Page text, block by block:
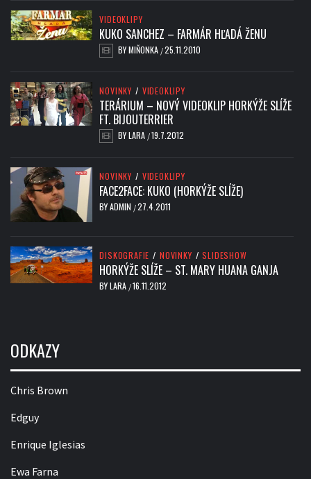
VIDEOKLIPY
KUKO SANCHEZ – FARMÁR HĽADÁ ŽENU
BYMIŇONKA /25.11.2010
NOVINKY / VIDEOKLIPY
TERÁRIUM – NOVÝ VIDEOKLIP HORKÝŽE SLÍŽE
FT. BIJOUTERRIER
BYLARA /19.7.2012
NOVINKY / VIDEOKLIPY
FACE2FACE: KUKO (HORKÝŽE SLÍŽE)
BYADMIN /27.4.2011
DISKOGRAFIE / NOVINKY / SLIDESHOW
HORKÝŽE SLÍŽE – ST. MARY HUANA GANJA
BYLARA /16.11.2012
ODKAZY
Chris Brown
Edguy
Enrique Iglesias
Ewa Farna